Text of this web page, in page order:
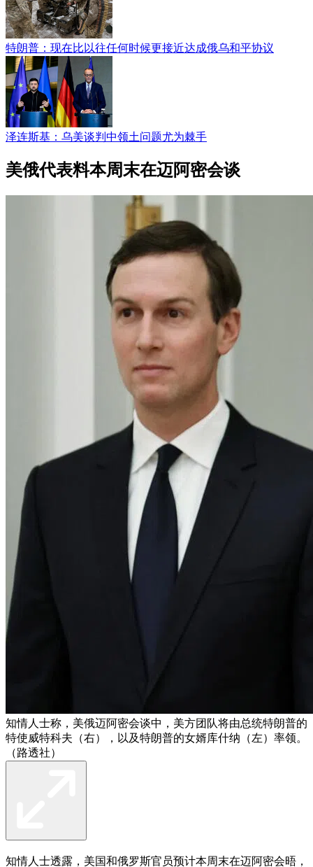
特朗普：现在比以往任何时候更接近达成俄乌和平协议
泽连斯基：乌美谈判中领土问题尤为棘手
美俄代表料本周末在迈阿密会谈
知情人士称，美俄迈阿密会谈中，美方团队将由总统特朗普的
特使威特科夫（右），以及特朗普的女婿库什纳（左）率领。
（路透社）
知情人士透露，美国和俄罗斯官员预计本周末在迈阿密会晤，